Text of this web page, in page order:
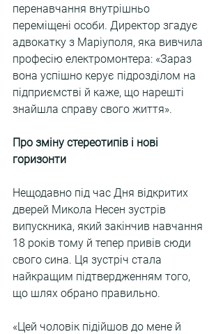
перенавчання внутрішньо
переміщені особи. Директор згадує
адвокатку з Маріуполя, яка вивчила
професію електромонтера: «Зараз
вона успішно керує підрозділом на
підприємстві й каже, що нарешті
знайшла справу свого життя».
Про зміну стереотипів і нові
горизонти
Нещодавно під час Дня відкритих
дверей Микола Несен зустрів
випускника, який закінчив навчання
18 років тому й тепер привів сюди
свого сина. Ця зустріч стала
найкращим підтвердженням того,
що шлях обрано правильно.
«Цей чоловік підійшов до мене й